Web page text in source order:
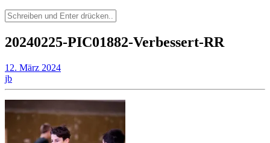
Suchen
nach:
20240225-PIC01882-Verbessert-RR
12. März 2024
jb